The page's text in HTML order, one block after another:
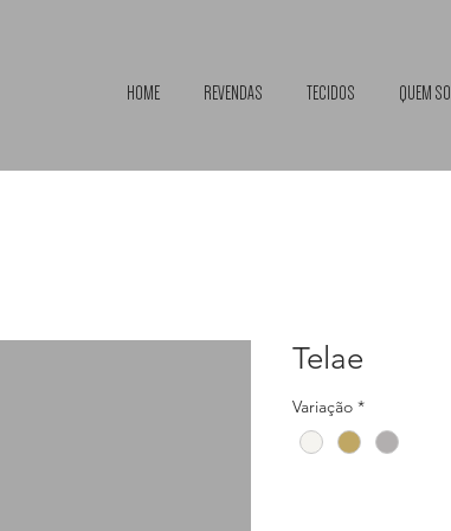
HOME REVENDAS TECIDOS QUEM
Telae
Variação *